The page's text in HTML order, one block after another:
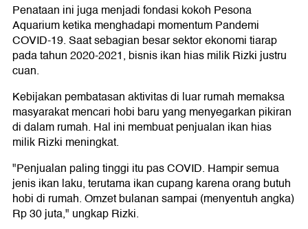
Penataan ini juga menjadi fondasi kokoh Pesona
Aquarium ketika menghadapi momentum Pandemi
COVID-19. Saat sebagian besar sektor ekonomi tiarap
pada tahun 2020-2021, bisnis ikan hias milik Rizki justru
cuan.
Kebijakan pembatasan aktivitas di luar rumah memaksa
masyarakat mencari hobi baru yang menyegarkan pikiran
di dalam rumah. Hal ini membuat penjualan ikan hias
milik Rizki meningkat.
"Penjualan paling tinggi itu pas COVID. Hampir semua
jenis ikan laku, terutama ikan cupang karena orang butuh
hobi di rumah. Omzet bulanan sampai (menyentuh angka)
Rp 30 juta," ungkap Rizki.